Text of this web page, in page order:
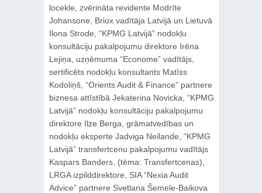
locekle, zvērināta revidente Modrīte
Johansone, Briox vadītāja Latvijā un Lietuvā
Ilona Strode, “KPMG Latvijā” nodokļu
konsultāciju pakalpojumu direktore Irēna
Lejiņa, uzņēmuma “Econome” vadītājs,
sertificēts nodokļu konsultants Matīss
Kodoliņš, “Orients Audit & Finance” partnere
biznesa attīstībā Jekaterina Novicka, “KPMG
Latvijā” nodokļu konsultāciju pakalpojumu
direktore Ilze Berga, grāmatvedības un
nodokļu eksperte Jadviga Neilande, “KPMG
Latvijā” transfertcenu pakalpojumu vadītājs
Kaspars Banders, (tēma: Transfertcenas),
LRGA izpilddirektore, SIA “Nexia Audit
Advice” partnere Svetlana Šemele-Baikova